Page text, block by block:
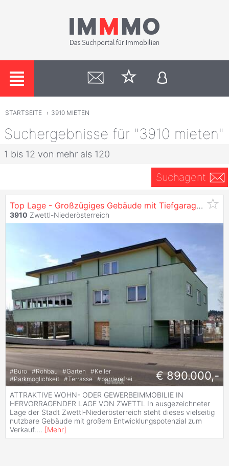
STARTSEITE › 3910 MIETEN
Suchergebnisse für "3910 mieten"
1 bis 12 von mehr als 120
Suchagent
Top Lage - Großzügiges Gebäude mit Tiefgarage, Terrasse, Garten - 17 Stellplätze,
3910 Zwettl-Niederösterreich
#Büro #Rohbau #Garten #Keller
#Parkmöglichkeit #Terrasse #barrierefrei € 890.000,-
ATTRAKTIVE WOHN- ODER GEWERBEIMMOBILIE IN
HERVORRAGENDER LAGE VON ZWETTL In ausgezeichneter
Lage der Stadt Zwettl-Niederösterreich steht dieses vielseitig
nutzbare Gebäude mit großem Entwicklungspotenzial zum
Verkauf.... [Mehr]